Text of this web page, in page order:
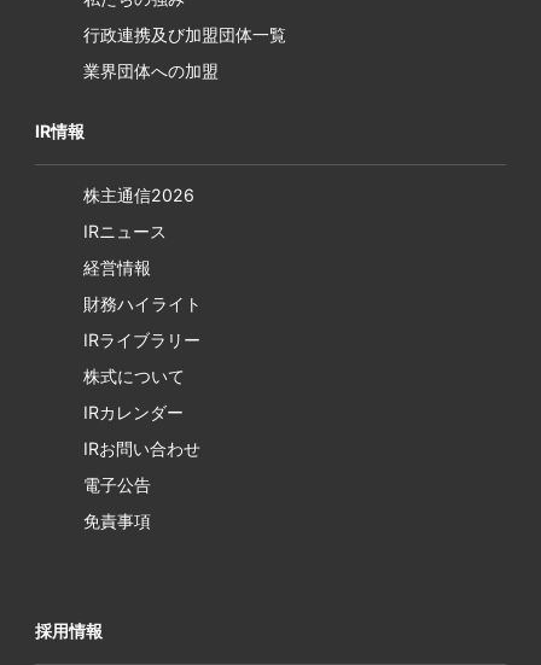
行政連携及び加盟団体一覧
業界団体への加盟
IR情報
株主通信2026
IRニュース
経営情報
財務ハイライト
IRライブラリー
株式について
IRカレンダー
IRお問い合わせ
電子公告
免責事項
採用情報